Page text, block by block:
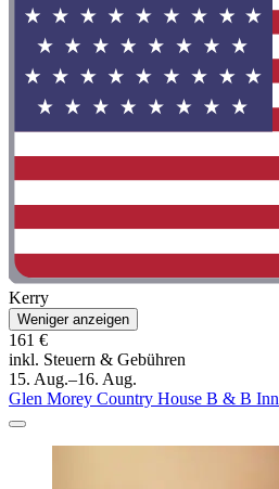
Kerry
Weniger anzeigen
161 €
inkl. Steuern & Gebühren
15. Aug.–16. Aug.
Glen Morey Country House B & B Inn